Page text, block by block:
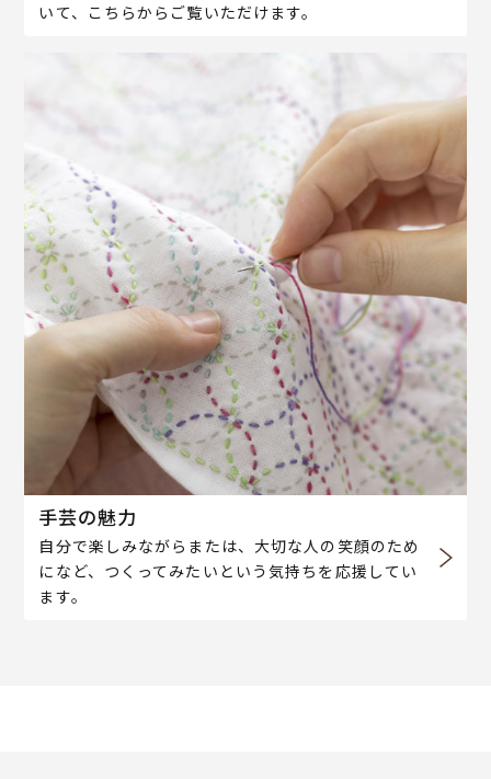
いて、こちらからご覧いただけます。
手芸の魅力
自分で楽しみながらまたは、大切な人の笑顔のため
になど、つくってみたいという気持ちを応援してい
ます。